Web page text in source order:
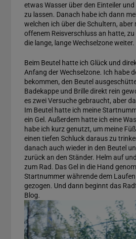
etwas Wasser über den Einteiler
zu lassen. Danach habe ich dann
welchen ich über die Schultern,
offenem Reisverschluss an hatte,
die lange, lange Wechselzone weiter.
Beim Beutel hatte ich Glück und
Anfang der Wechselzone. Ich habe
bekommen, den Beutel
Badekappe und Brille direkt rein
es zwei Versuche gebraucht, aber
Im Beutel hatte ich meine
ein Gel. Außerdem hatte ich eine
habe ich kurz genutzt, um meine
einen tiefen Schluck daraus zu
danach auch wieder in den Beutel
zurück an den Ständer. Helm auf
zum Rad. Das Gel in die Hand
Startnummer währende dem
gezogen. Und dann beginnt das
Blog.